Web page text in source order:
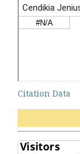
Citation Data